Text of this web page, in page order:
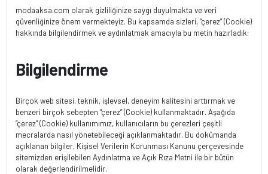
modaaksa.com olarak gizliliğinize saygı duyulmakta ve veri
güvenliğinize önem vermekteyiz. Bu kapsamda sizleri, “çerez” (Cookie)
hakkında bilgilendirmek ve aydınlatmak amacıyla bu metin hazırladık:
Bilgilendirme
Birçok web sitesi, teknik, işlevsel, deneyim kalitesini arttırmak ve
benzeri birçok sebepten “çerez” (Cookie) kullanmaktadır. Aşağıda
“çerez” (Cookie) kullanımımız, kullanıcıların bu çerezleri çeşitli
mecralarda nasıl yönetebileceği açıklanmaktadır. Bu dokümanda
açıklanan bilgiler, Kişisel Verilerin Korunması Kanunu çerçevesinde
sitemizden erişilebilen Aydınlatma ve Açık Rıza Metni ile bir bütün
olarak değerlendirilmelidir.